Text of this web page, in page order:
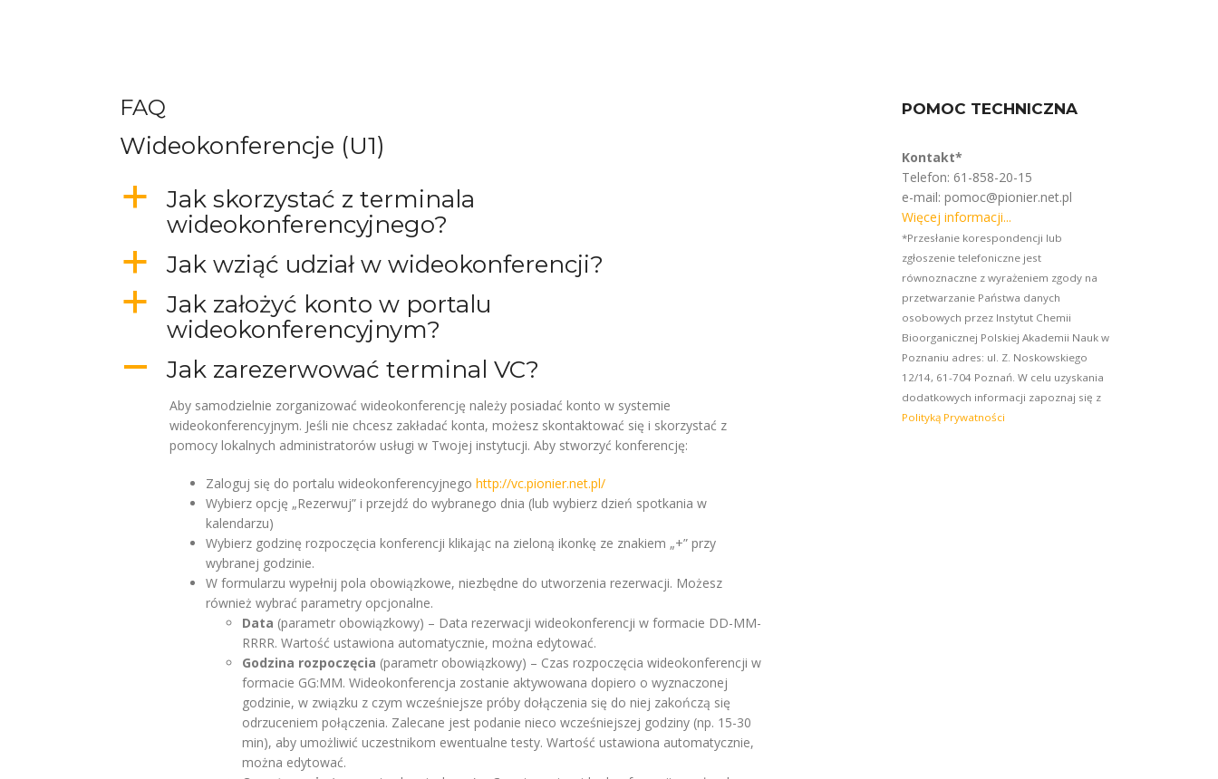
FAQ
Wideokonferencje (U1)
a
Jak skorzystać z terminala
wideokonferencyjnego?
a Jak wziąć udział w wideokonferencji?
a
Jak założyć konto w portalu
wideokonferencyjnym?
A Jak zarezerwować terminal VC?
Aby samodzielnie zorganizować wideokonferencję należy posiadać konto w systemie
wideokonferencyjnym. Jeśli nie chcesz zakładać konta, możesz skontaktować się i skorzystać z
pomocy lokalnych administratorów usługi w Twojej instytucji. Aby stworzyć konferencję:
Zaloguj się do portalu wideokonferencyjnego http://vc.pionier.net.pl/
Wybierz opcję „Rezerwuj” i przejdź do wybranego dnia (lub wybierz dzień spotkania w
kalendarzu)
Wybierz godzinę rozpoczęcia konferencji klikając na zieloną ikonkę ze znakiem „+” przy
wybranej godzinie.
W formularzu wypełnij pola obowiązkowe, niezbędne do utworzenia rezerwacji. Możesz
również wybrać parametry opcjonalne.
Data (parametr obowiązkowy) – Data rezerwacji wideokonferencji w formacie DD-MM-
RRRR. Wartość ustawiona automatycznie, można edytować.
Godzina rozpoczęcia (parametr obowiązkowy) – Czas rozpoczęcia wideokonferencji w
formacie GG:MM. Wideokonferencja zostanie aktywowana dopiero o wyznaczonej
godzinie, w związku z czym wcześniejsze próby dołączenia się do niej zakończą się
odrzuceniem połączenia. Zalecane jest podanie nieco wcześniejszej godziny (np. 15-30
min), aby umożliwić uczestnikom ewentualne testy. Wartość ustawiona automatycznie,
można edytować.
POMOC TECHNICZNA
Kontakt*
Telefon: 61-858-20-15
e-mail: pomoc@pionier.net.pl
Więcej informacji...
*Przesłanie korespondencji lub
zgłoszenie telefoniczne jest
równoznaczne z wyrażeniem zgody na
przetwarzanie Państwa danych
osobowych przez Instytut Chemii
Bioorganicznej Polskiej Akademii Nauk w
Poznaniu adres: ul. Z. Noskowskiego
12/14, 61-704 Poznań. W celu uzyskania
dodatkowych informacji zapoznaj się z
Polityką Prywatności